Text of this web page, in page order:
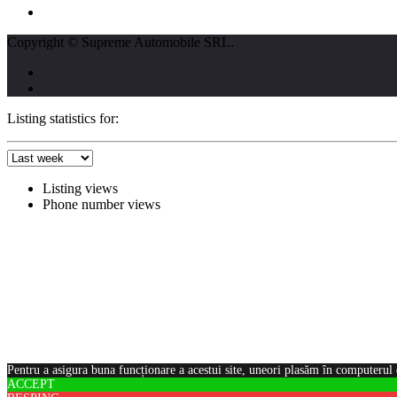
Copyright © Supreme Automobile SRL.
Listing statistics for:
Listing views
Phone number views
Pentru a asigura buna funcționare a acestui site, uneori plasăm în
ACCEPT